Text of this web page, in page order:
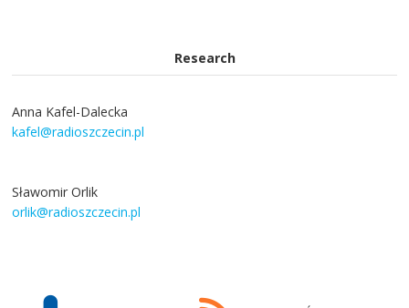
Research
Anna Kafel-Dalecka
kafel@radioszczecin.pl
Sławomir Orlik
orlik@radioszczecin.pl